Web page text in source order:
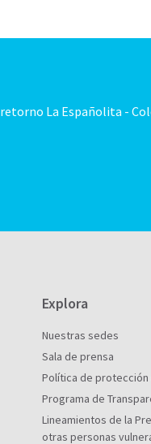
La Españolita -
Explora
Nuestras sedes
Sala de prensa
Política de
Programa de
Lineamientos de la
otras personas